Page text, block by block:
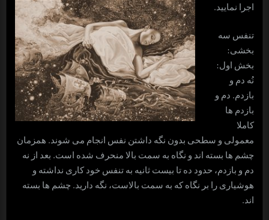
اجرا نمایید.
تنفس سه
بخشی:
بخش اول:
نُه دم و
بازدم. دم و
بازدم ها
کاملا
معمولی و سطحی بدون نگه داشتن نفس انجام می شوند. همزمان
چشم ها بسته اند و نگاه به سمت بالا منحرف شده است. بعد از نه
دم و بازدم، حدود ده تا بیست ثانیه به تنفس خود کاری نداشته و
هوشیاری را بر نگاه که به سمت بالاست، نگه دارید. چشم ها بسته
اند.